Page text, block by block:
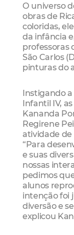
O universo
obras de
coloridas,
da infância
professoras
São Carlos
pinturas do
Instigando
Infantil IV,
Kananda
Regirene
atividade de
“Para
e suas
nossas
pedimos
alunos
intenção foi
diversão e
explicou